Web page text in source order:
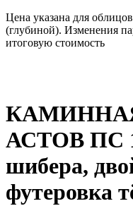
Цена указана для
(глубиной). Изменения
итоговую стоимость
АСТОВ ПС
шибера,
футеровка